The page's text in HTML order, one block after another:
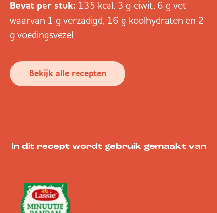
Bevat per stuk: 135 kcal, 3 g eiwit, 6 g vet
waarvan 1 g verzadigd, 16 g koolhydraten en 2
g voedingsvezel
Bekijk alle recepten
In dit recept wordt gebruik gemaakt van